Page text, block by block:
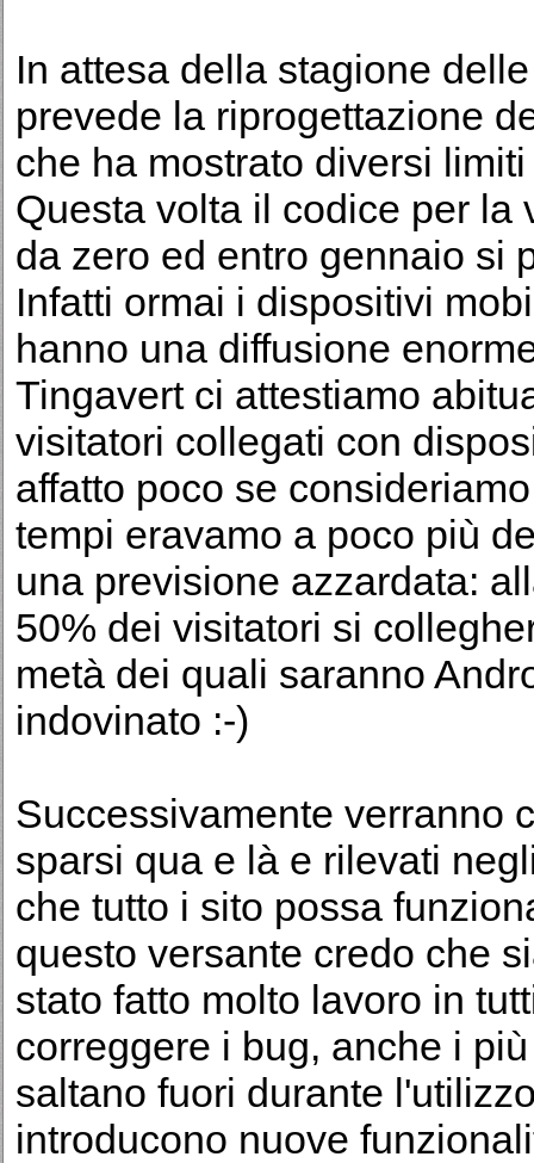
In attesa della stagione
prevede la riprogettazione
che ha mostrato diversi
Questa volta il codice per la
da zero ed entro gennaio si
Infatti ormai i dispositivi
hanno una diffusione
Tingavert ci attestiamo
visitatori collegati con
affatto poco se
tempi eravamo a poco più
una previsione azzardata:
50% dei visitatori si
metà dei quali saranno
indovinato :-)
Successivamente verranno
sparsi qua e là e rilevati
che tutto i sito possa
questo versante credo che
stato fatto molto lavoro in
correggere i bug, anche i
saltano fuori durante
introducono nuove